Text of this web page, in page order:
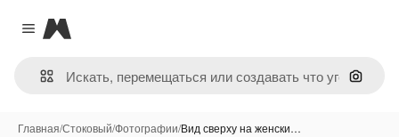
Close menu
Magnific
Поиск
Главная/Стоковый/Фотографии/Вид сверху на женски…